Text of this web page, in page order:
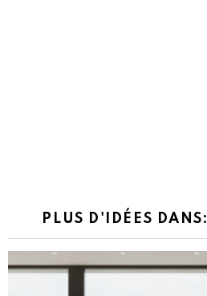
PLUS D'IDÉES DANS: